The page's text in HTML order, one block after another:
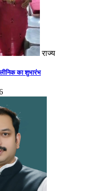
राज्य
का शुभारंभ